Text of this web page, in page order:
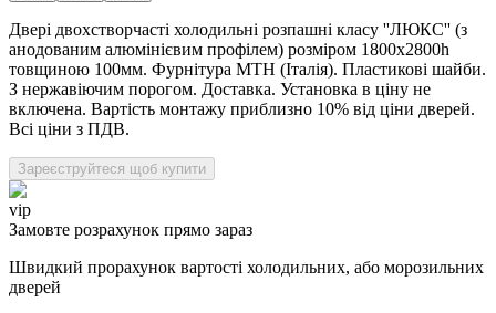
Двері двохстворчасті холодильні розпашні класу ''ЛЮКС'' (з
анодованим алюмінієвим профілем) розміром 1800х2800h
товщиною 100мм. Фурнітура MTH (Італія). Пластикові шайби.
З нержавіючим порогом. Доставка. Установка в ціну не
включена. Вартість монтажу приблизно 10% від ціни дверей.
Всі ціни з ПДВ.
Зареєструйтеся щоб купити
vip
Замовте розрахунок прямо зараз
Швидкий прорахунок вартості холодильних, або морозильних
дверей